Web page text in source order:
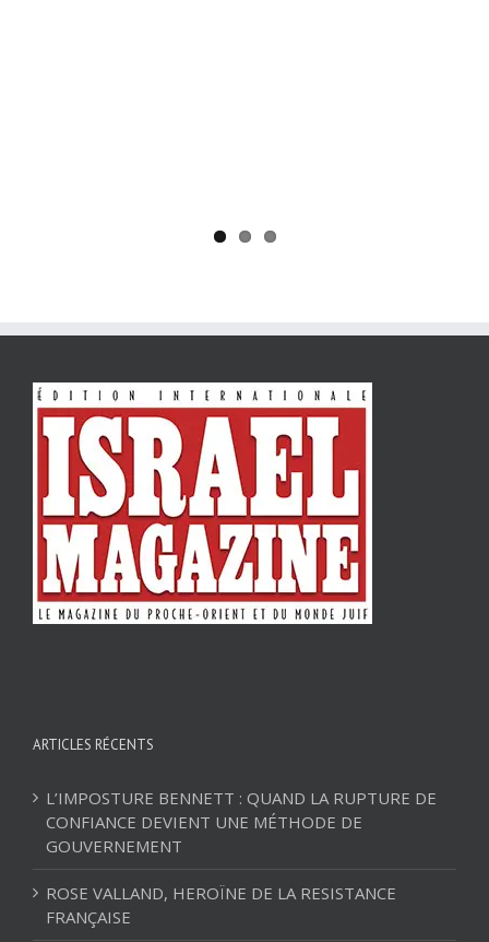
ARTICLES RÉCENTS
L’IMPOSTURE BENNETT : QUAND LA RUPTURE DE
CONFIANCE DEVIENT UNE MÉTHODE DE
GOUVERNEMENT
ROSE VALLAND, HEROÏNE DE LA RESISTANCE
FRANÇAISE